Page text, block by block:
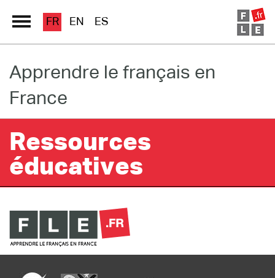
Grand Répertoire
Immersion France
Le français en ligne
Les pages PRO
FR EN ES
Apprendre le français en
France
Ressources
éducatives